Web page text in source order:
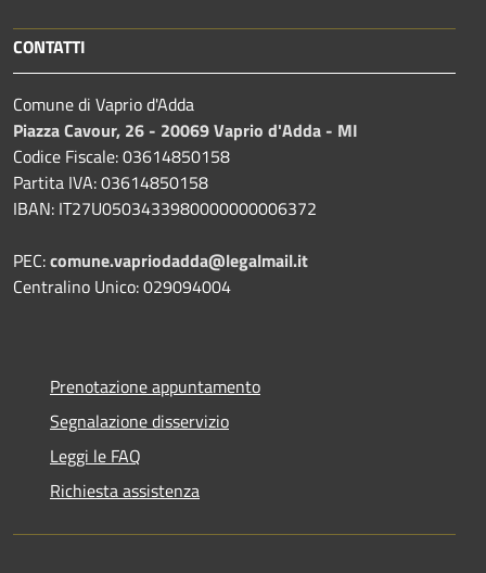
CONTATTI
Comune di Vaprio d'Adda
Piazza Cavour, 26 - 20069 Vaprio d'Adda - MI
Codice Fiscale: 03614850158
Partita IVA: 03614850158
IBAN: IT27U0503433980000000006372
PEC:comune.vapriodadda@legalmail.it
Centralino Unico: 029094004
Prenotazione appuntamento
Segnalazione disservizio
Leggi le FAQ
Richiesta assistenza